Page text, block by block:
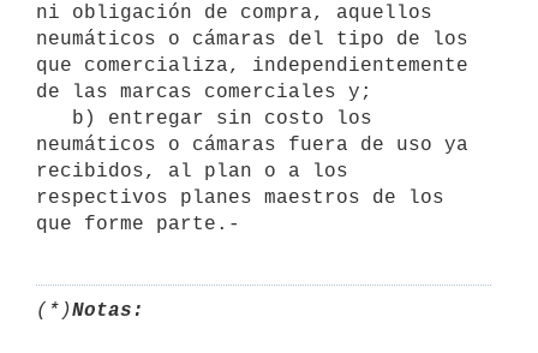
ni obligación de compra, aquellos
neumáticos o cámaras del tipo de los
que comercializa, independientemente
de las marcas comerciales y;
neumáticos o cámaras fuera de uso ya
recibidos, al plan o a los
respectivos planes maestros de los
(*)Notas: